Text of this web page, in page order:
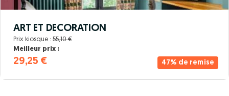
47% de remise
ART ET DECORATION
Prix kiosque : 55,10 €
Meilleur prix :
29,25 €